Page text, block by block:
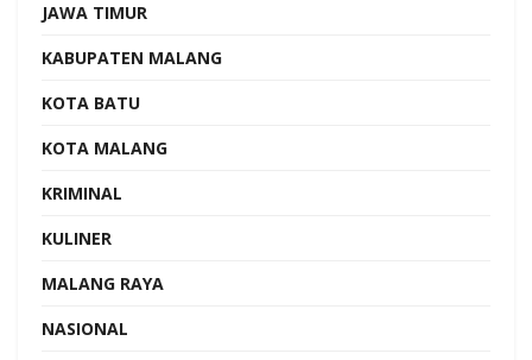
JAWA TIMUR
KABUPATEN MALANG
KOTA BATU
KOTA MALANG
KRIMINAL
KULINER
MALANG RAYA
NASIONAL